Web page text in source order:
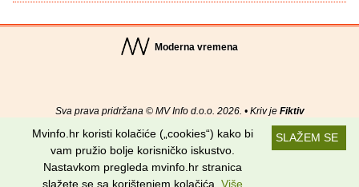
Moderna vremena
Sva prava pridržana © MV Info d.o.o. 2026. • Kriv je Fiktiv
Uvjeti korištenja RSS kanali
Potraži nas na:
SLAŽEM SE
Mvinfo.hr koristi kolačiće („cookies“) kako bi
vam pružio bolje korisničko iskustvo.
Nastavkom pregleda mvinfo.hr stranica
slažete se sa korištenjem kolačića. Više